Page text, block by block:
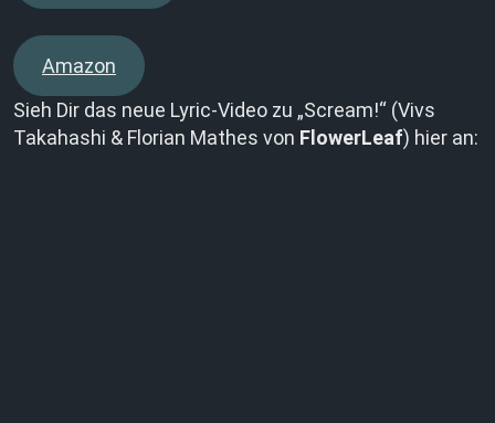
Amazon
Sieh Dir das neue Lyric-Video zu „Scream!“ (Vivs
Takahashi & Florian Mathes von FlowerLeaf) hier an: